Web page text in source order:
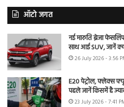
ऑटो जगत
नई मारुति ब्रेजा
साथ आई SUV, जानें
26 July 2026 - 3:56
E20 पेट्रोल, फ्लेक्स
पहले जानें किसमें है
23 July 2026 - 7:41